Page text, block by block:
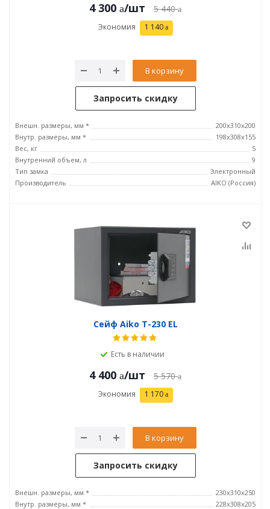
4 300 /шт 5 440
Экономия 1 140
В корзину
Запросить скидку
Внешн. размеры, мм *
200x310x200
Внутр. размеры, мм *
198x308x155
Вес, кг
5
Внутренний объем, л
9
Тип замка
Электронный
Производитель
AIKO (Россия)
Сейф Aiko T-230 EL
Есть в наличии
4 400 /шт 5 570
Экономия 1 170
В корзину
Запросить скидку
Внешн. размеры, мм *
230x310x250
Внутр. размеры, мм *
228x308x205